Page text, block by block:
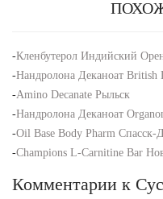
-Кленбутерол Индийский
-Нандролона Деканоат British
-Amino Decanate Рыльск
-Нандролона Деканоат
-Oil Base Body Pharm Спасск-
-Champions L-Carnitine Bar
Комментарии к